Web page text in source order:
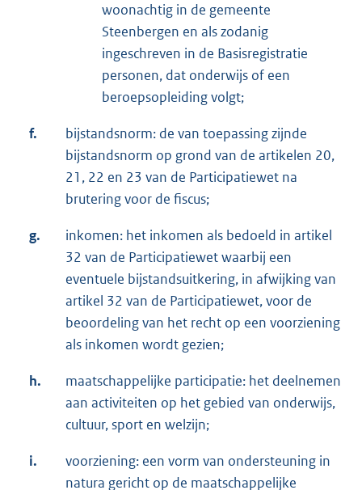
woonachtig in de gemeente
Steenbergen en als zodanig
ingeschreven in de Basisregistratie
personen, dat onderwijs of een
beroepsopleiding volgt;
f.
bijstandsnorm: de van toepassing zijnde
bijstandsnorm op grond van de artikelen 20,
21, 22 en 23 van de Participatiewet na
brutering voor de fiscus;
g.
inkomen: het inkomen als bedoeld in artikel
32 van de Participatiewet waarbij een
eventuele bijstandsuitkering, in afwijking van
artikel 32 van de Participatiewet, voor de
beoordeling van het recht op een voorziening
als inkomen wordt gezien;
h.
maatschappelijke participatie: het deelnemen
aan activiteiten op het gebied van onderwijs,
cultuur, sport en welzijn;
i.
voorziening: een vorm van ondersteuning in
natura gericht op de maatschappelijke